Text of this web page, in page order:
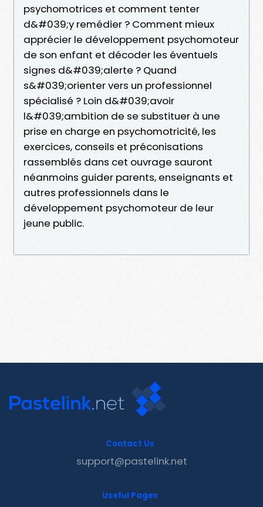
psychomotrices et comment tenter
d&#039;y remédier ? Comment mieux
apprécier le développement psychomoteur
de son enfant et décoder les éventuels
signes d&#039;alerte ? Quand
s&#039;orienter vers un professionnel
spécialisé ? Loin d&#039;avoir
l&#039;ambition de se substituer à une
prise en charge en psychomotricité, les
exercices, conseils et préconisations
rassemblés dans cet ouvrage sauront
néanmoins guider parents, enseignants et
autres professionnels dans le
développement psychomoteur de leur
jeune public.
Contact Us
support@pastelink.net
Useful Pages